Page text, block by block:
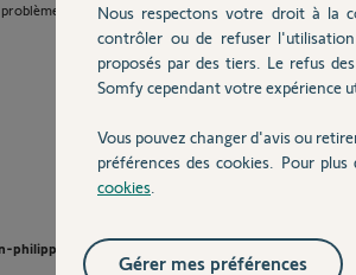
persiste
philippe M.
Nous respectons votre droit à la
contrôler ou de refuser
proposés par des tiers. Le refus
Somfy cependant votre expérience
Vous pouvez changer d'avis ou
préférences des cookies. Pour
cookies
Gérer mes préférences